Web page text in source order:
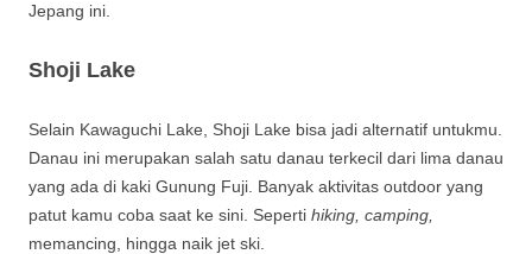
Jepang ini.
Shoji Lake
Selain Kawaguchi Lake, Shoji Lake bisa jadi alternatif untukmu.
Danau ini merupakan salah satu danau terkecil dari lima danau
yang ada di kaki Gunung Fuji. Banyak aktivitas outdoor yang
patut kamu coba saat ke sini. Seperti hiking, camping,
memancing, hingga naik jet ski.